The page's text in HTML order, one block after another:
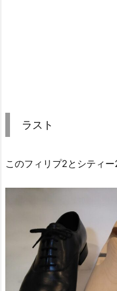
ラスト
このフィリプ2とシティ